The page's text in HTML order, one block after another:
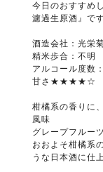
今日のおすす
濾過生原酒』です
酒造会社：光栄
精米歩合：不明
アルコール度数
甘さ★★★★☆
柑橘系の香りに
風味
グレープフルー
おおよそ柑橘系
うな日本酒に仕